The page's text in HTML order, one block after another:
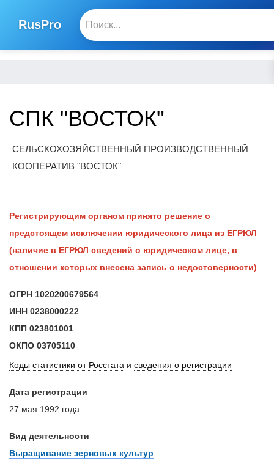
RusPro
СПК "ВОСТОК"
СЕЛЬСКОХОЗЯЙСТВЕННЫЙ ПРОИЗВОДСТВЕННЫЙ
КООПЕРАТИВ "ВОСТОК"
Регистрирующим органом принято решение о
предстоящем исключении юридического лица из ЕГРЮЛ
(наличие в ЕГРЮЛ сведений о юридическом лице, в
отношении которых внесена запись о недостоверности)
ОГРН 1020200679564
ИНН 0238000222
КПП 023801001
ОКПО 03705110
Коды статистики от Росстата и сведения о регистрации
Дата регистрации
27 мая 1992 года
Вид деятельности
Выращивание зерновых культур